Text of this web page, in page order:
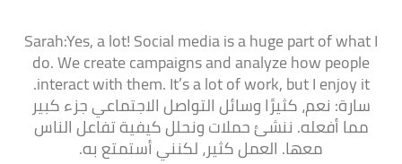
Sarah:Yes, a lot! Social media is a huge part of what I
do. We create campaigns and analyze how people
interact with them. It’s a lot of work, but I enjoy it.
سارة: نعم، كثيرًا وسائل التواصل الاجتماعي جزء كبير
مما أفعله. ننشئ حملات ونحلل كيفية تفاعل الناس
معها. العمل كثير، لكنني أستمتع به.